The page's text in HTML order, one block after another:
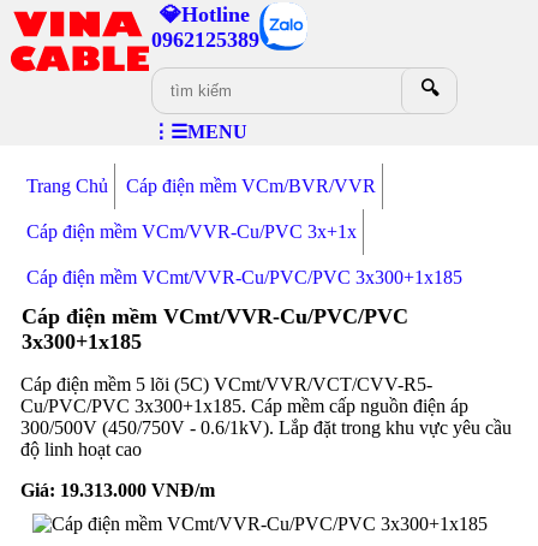
💎Hotline
0962125389
🔍
⋮☰MENU
Trang Chủ Cáp điện mềm VCm/BVR/VVR
Cáp điện mềm VCm/VVR-Cu/PVC 3x+1x
Cáp điện mềm VCmt/VVR-Cu/PVC/PVC 3x300+1x185
Cáp điện mềm VCmt/VVR-Cu/PVC/PVC
3x300+1x185
Cáp điện mềm 5 lõi (5C) VCmt/VVR/VCT/CVV-R5-
Cu/PVC/PVC 3x300+1x185. Cáp mềm cấp nguồn điện áp
300/500V (450/750V - 0.6/1kV). Lắp đặt trong khu vực yêu cầu
độ linh hoạt cao
Giá: 19.313.000VNĐ/m